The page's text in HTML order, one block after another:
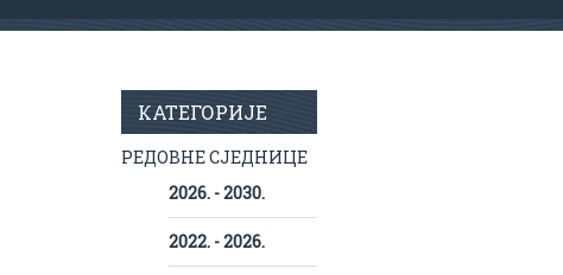
КАТЕГОРИЈЕ
РЕДОВНЕ СЈЕДНИЦЕ
2026. - 2030.
2022. - 2026.